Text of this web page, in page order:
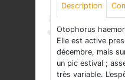
Description
Otophorus
Elle est active
décembre, mais
un pic estival ;
très variable.